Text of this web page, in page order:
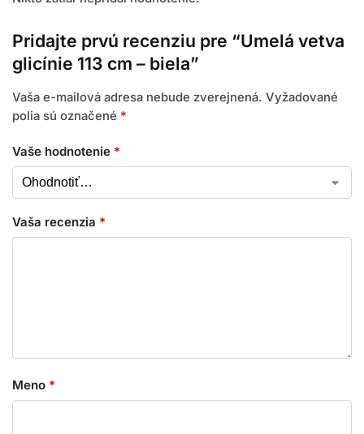
Pridajte prvú recenziu pre “Umelá vetva
glicínie 113 cm – biela”
Vaša e-mailová adresa nebude zverejnená. Vyžadované
polia sú označené *
Vaše hodnotenie *
Vaša recenzia *
Meno *